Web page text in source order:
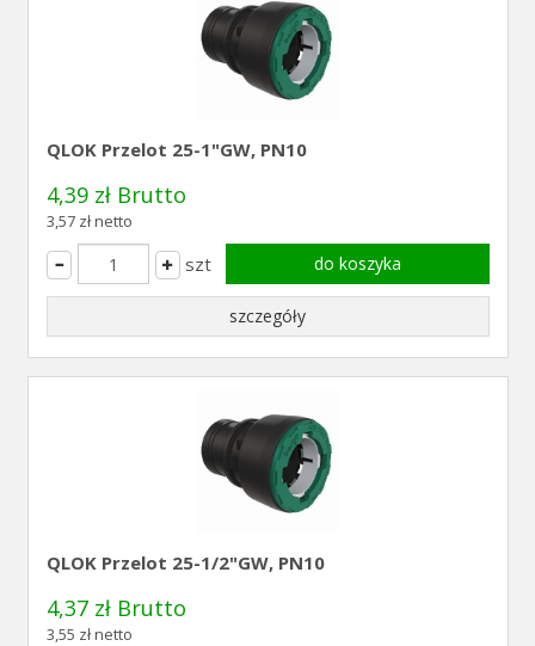
QLOK Przelot 25-1"GW, PN10
4,39 zł Brutto
3,57 zł netto
szt do koszyka
szczegóły
QLOK Przelot 25-1/2"GW, PN10
4,37 zł Brutto
3,55 zł netto